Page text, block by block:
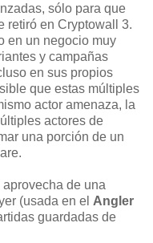
sólo para que
retiró en Cryptowall 3.
en un negocio muy
y campañas
en sus propios
que estas múltiples
actor amenaza, la
actores de
una porción de un
aprovecha de una
(usada en el Angler
guardadas de